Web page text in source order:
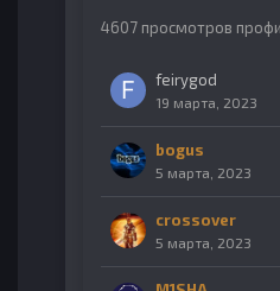
4607 просмотров
feirygod
19 марта, 2023
bogus
5 марта, 2023
crossover
5 марта, 2023